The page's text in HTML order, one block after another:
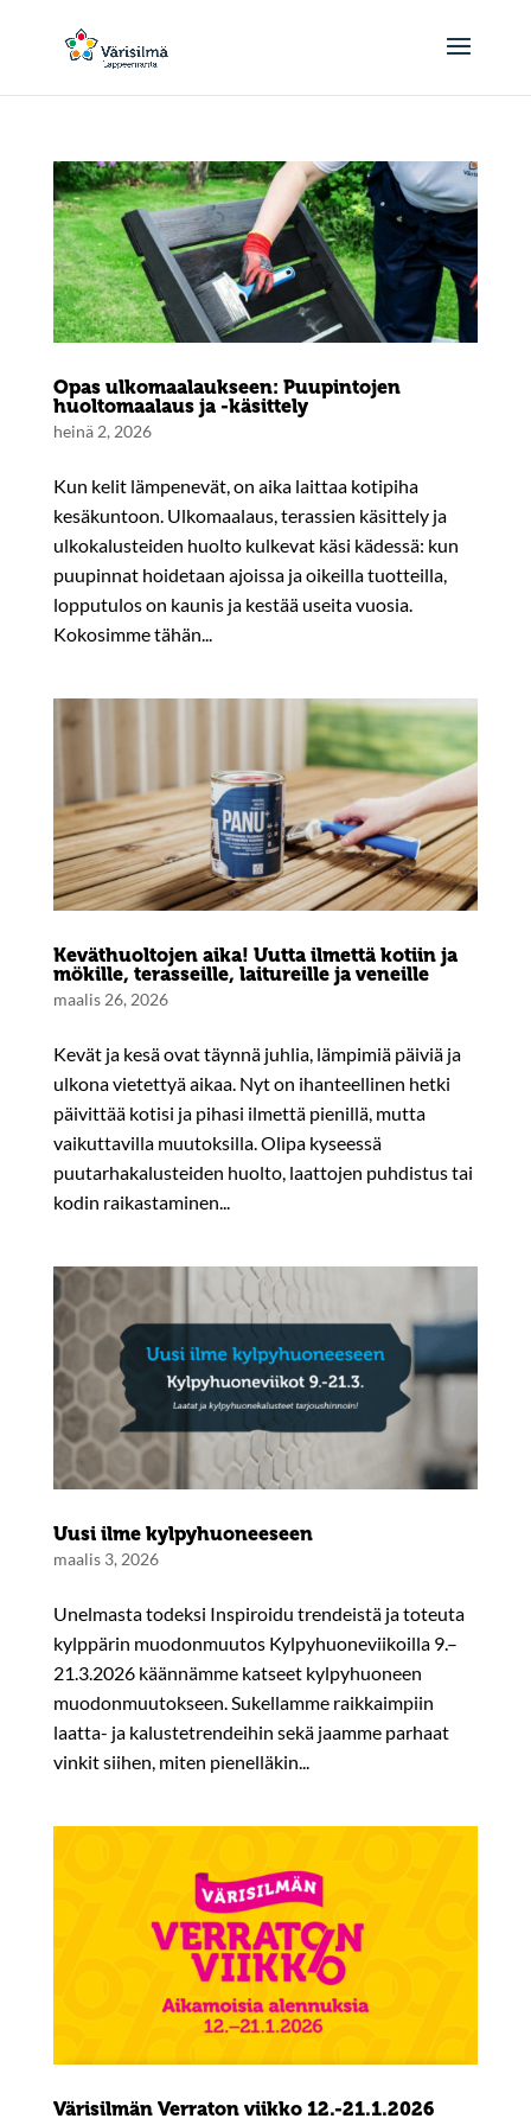
Opas ulkomaalaukseen: Puupintojen
huoltomaalaus ja -käsittely
heinä 2, 2026
Kun kelit lämpenevät, on aika laittaa kotipiha
kesäkuntoon. Ulkomaalaus, terassien käsittely ja
ulkokalusteiden huolto kulkevat käsi kädessä: kun
puupinnat hoidetaan ajoissa ja oikeilla tuotteilla,
lopputulos on kaunis ja kestää useita vuosia.
Kokosimme tähän...
Keväthuoltojen aika! Uutta ilmettä kotiin ja
mökille, terasseille, laitureille ja veneille
maalis 26, 2026
Kevät ja kesä ovat täynnä juhlia, lämpimiä päiviä ja
ulkona vietettyä aikaa. Nyt on ihanteellinen hetki
päivittää kotisi ja pihasi ilmettä pienillä, mutta
vaikuttavilla muutoksilla. Olipa kyseessä
puutarhakalusteiden huolto, laattojen puhdistus tai
kodin raikastaminen...
Uusi ilme kylpyhuoneeseen
maalis 3, 2026
Unelmasta todeksi Inspiroidu trendeistä ja toteuta
kylppärin muodonmuutos Kylpyhuoneviikoilla 9.–
21.3.2026 käännämme katseet kylpyhuoneen
muodonmuutokseen. Sukellamme raikkaimpiin
laatta- ja kalustetrendeihin sekä jaamme parhaat
vinkit siihen, miten pienelläkin...
Värisilmän Verraton viikko 12.-21.1.2026